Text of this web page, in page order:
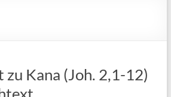
Kana (Joh. 2,1-12)